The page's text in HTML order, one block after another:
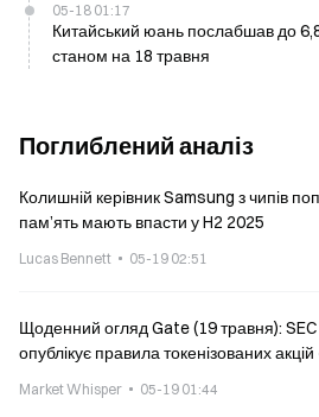
05-18 01:17
Китайський юань послабшав до
станом на 18 травня
Поглиблений аналіз
Колишній керівник Samsung з чипів
пам’ять мають впасти у H2 2025
Lucas Bennett 05-19 02:51
Щоденний огляд Gate (19 травня):
опублікує правила токенізованих
Market Whisper 05-19 01:44